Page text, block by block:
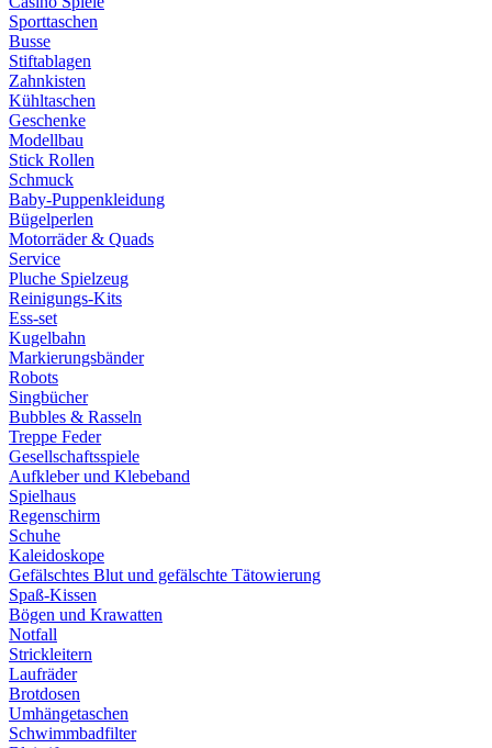
Sporttaschen
Busse
Stiftablagen
Zahnkisten
Kühltaschen
Geschenke
Modellbau
Stick Rollen
Schmuck
Baby-Puppenkleidung
Bügelperlen
Motorräder & Quads
Service
Pluche Spielzeug
Reinigungs-Kits
Ess-set
Kugelbahn
Markierungsbänder
Robots
Singbücher
Bubbles & Rasseln
Treppe Feder
Gesellschaftsspiele
Aufkleber und Klebeband
Spielhaus
Regenschirm
Schuhe
Kaleidoskope
Gefälschtes Blut und gefälschte Tätowierung
Spaß-Kissen
Bögen und Krawatten
Notfall
Strickleitern
Laufräder
Brotdosen
Umhängetaschen
Schwimmbadfilter